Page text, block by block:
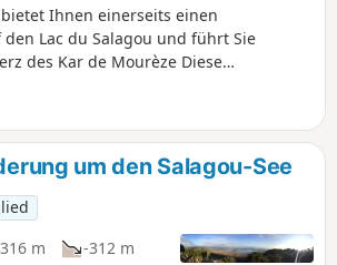
Ihnen einerseits einen
den Lac du Salagou und führt Sie
des Kar de Mourèze Diese
Karte zu konsultieren.
um den Salagou-See
m
-312 m